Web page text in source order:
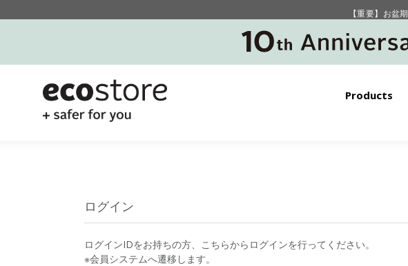
【重要】お盆
毎月お得に
Products
ログイン
ログインIDをお持ちの方、こちらからログインを行ってください。
※会員システムへ遷移します。